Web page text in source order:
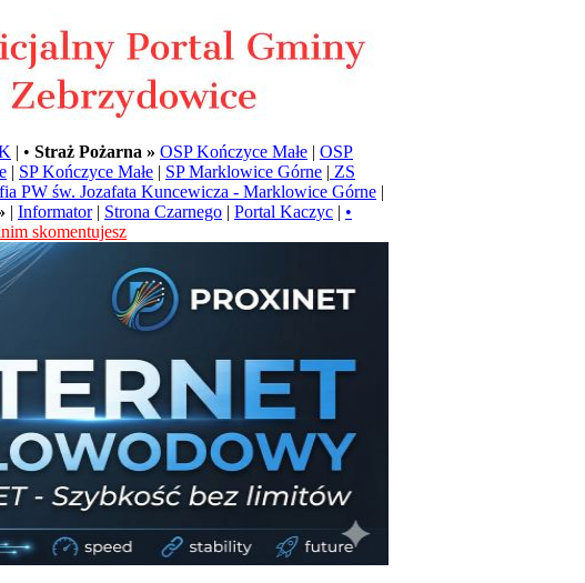
| • Straż Pożarna » OSP Kończyce Małe | OSP
| SP Kończyce Małe | SP Marklowice Górne | ZS
PW św. Jozafata Kuncewicza - Marklowice Górne |
| Informator| Strona Czarnego | Portal Kaczyc | •
skomentujesz